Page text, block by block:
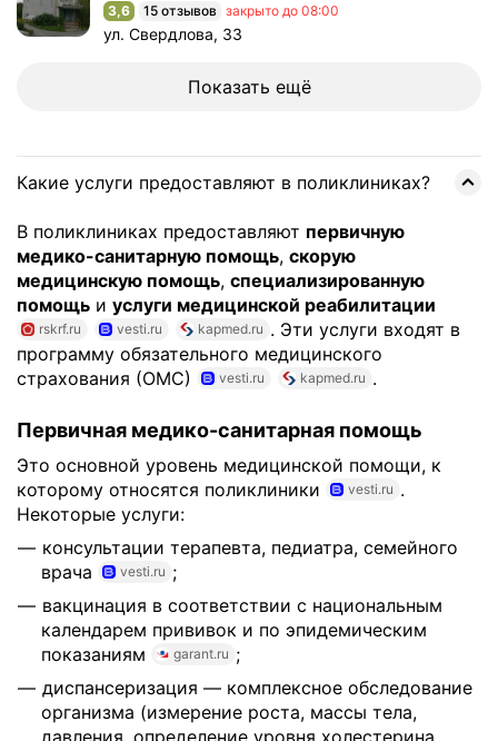
Рейтинг 3,6 из 5
3,6 15 отзывов закрыто до 08:00
Адрес: ул. Свердлова, 33 .
ул. Свердлова, 33
Показать ещё
Какие услуги предоставляют в поликлиниках?
В поликлиниках предоставляют первичную
медико-санитарную помощь, скорую
медицинскую помощь, специализированную
помощь и услуги медицинской реабилитации
rskrf.ru vesti.ru kapmed.ru . Эти услуги входят в
программу обязательного медицинского
страхования (ОМС)
vesti.ru kapmed.ru .
Первичная медико-санитарная помощь
Это основной уровень медицинской помощи, к
которому относятся поликлиники
vesti.ru .
Некоторые услуги:
консультации терапевта, педиатра, семейного
врача
vesti.ru ;
вакцинация в соответствии с национальным
календарем прививок и по эпидемическим
показаниям
garant.ru ;
диспансеризация — комплексное обследование
организма (измерение роста, массы тела,
давления, определение уровня холестерина,